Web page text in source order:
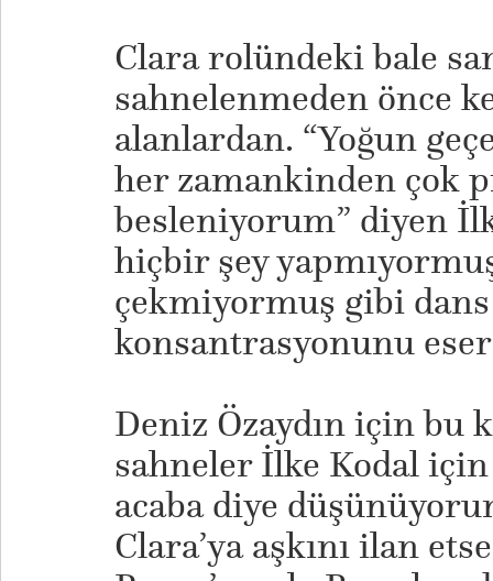
Clara rolündeki bale
sahnelenmeden önce
alanlardan. “Yoğun
her zamankinden çok
besleniyorum” diyen
hiçbir şey
çekmiyormuş gibi
konsantrasyonunu
Deniz Özaydın için bu
sahneler İlke Kodal
acaba diye
Clara’ya aşkını ilan